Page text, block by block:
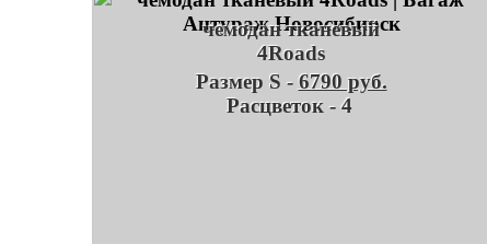
чемодан тканевый
4Roads
Размер S - 6790 руб.
Расцветок - 4